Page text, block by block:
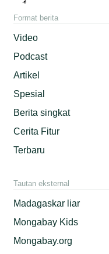
Format berita
Video
Podcast
Artikel
Spesial
Berita singkat
Cerita Fitur
Terbaru
Tautan eksternal
Madagaskar liar
Mongabay Kids
Mongabay.org